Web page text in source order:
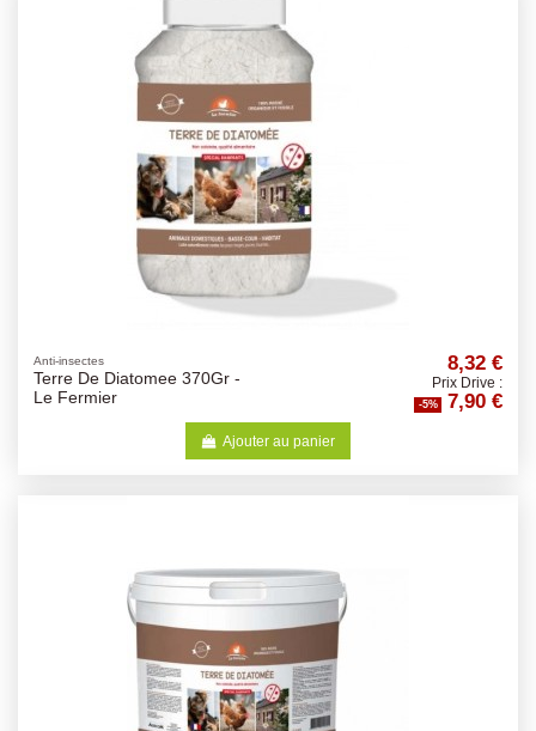
Anti-insectes
Terre De Diatomee 370Gr -
Le Fermier
8,32 €
Prix Drive :
-5% 7,90 €
Ajouter au panier